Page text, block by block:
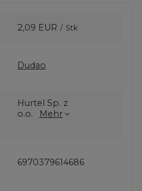
2,09 EUR / Stk
Dudao
Hurtel Sp. z
o.o.
Mehr
6970379614686